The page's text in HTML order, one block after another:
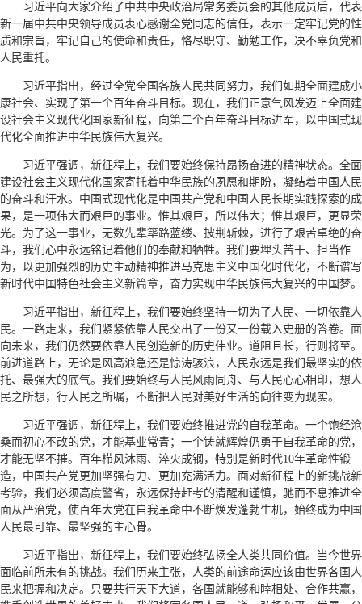
习近平向大家介绍了中共中央政治局常务委员会的其他成员后，代表
新一届中共中央领导成员衷心感谢全党同志的信任，表示一定牢记党的性
质和宗旨，牢记自己的使命和责任，恪尽职守、勤勉工作，决不辜负党和
人民重托。
习近平指出，经过全党全国各族人民共同努力，我们如期全面建成小
康社会、实现了第一个百年奋斗目标。现在，我们正意气风发迈上全面建
设社会主义现代化国家新征程，向第二个百年奋斗目标进军，以中国式现
代化全面推进中华民族伟大复兴。
习近平强调，新征程上，我们要始终保持昂扬奋进的精神状态。全面
建设社会主义现代化国家寄托着中华民族的夙愿和期盼，凝结着中国人民
的奋斗和汗水。中国式现代化是中国共产党和中国人民长期实践探索的成
果，是一项伟大而艰巨的事业。惟其艰巨，所以伟大；惟其艰巨，更显荣
光。为了这一事业，无数先辈筚路蓝缕、披荆斩棘，进行了艰苦卓绝的奋
斗，我们心中永远铭记着他们的奉献和牺牲。我们要埋头苦干、担当作
为，以更加强烈的历史主动精神推进马克思主义中国化时代化，不断谱写
新时代中国特色社会主义新篇章，奋力实现中华民族伟大复兴的中国梦。
习近平指出，新征程上，我们要始终坚持一切为了人民、一切依靠人
民。一路走来，我们紧紧依靠人民交出了一份又一份载入史册的答卷。面
向未来，我们仍然要依靠人民创造新的历史伟业。道阻且长，行则将至。
前进道路上，无论是风高浪急还是惊涛骇浪，人民永远是我们最坚实的依
托、最强大的底气。我们要始终与人民风雨同舟、与人民心心相印，想人
民之所想，行人民之所嘱，不断把人民对美好生活的向往变为现实。
习近平强调，新征程上，我们要始终推进党的自我革命。一个饱经沧
桑而初心不改的党，才能基业常青；一个铸就辉煌仍勇于自我革命的党，
才能无坚不摧。百年栉风沐雨、淬火成钢，特别是新时代10年革命性锻
造，中国共产党更加坚强有力、更加充满活力。面对新征程上的新挑战新
考验，我们必须高度警省，永远保持赶考的清醒和谨慎，驰而不息推进全
面从严治党，使百年大党在自我革命中不断焕发蓬勃生机，始终成为中国
人民最可靠、最坚强的主心骨。
习近平指出，新征程上，我们要始终弘扬全人类共同价值。当今世界
面临前所未有的挑战。我们历来主张，人类的前途命运应该由世界各国人
民来把握和决定。只要共行天下大道，各国就能够和睦相处、合作共赢，